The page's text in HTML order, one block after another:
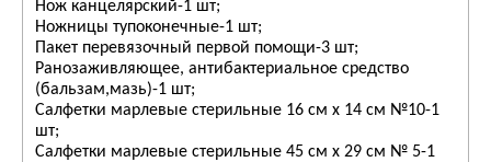
Нож канцелярский-1 шт;
Ножницы тупоконечные-1 шт;
Пакет перевязочный первой помощи-3 шт;
Ранозаживляющее, антибактериальное средство
(бальзам,мазь)-1 шт;
Салфетки марлевые стерильные 16 см х 14 см №10-1
шт;
Салфетки марлевые стерильные 45 см х 29 см № 5-1